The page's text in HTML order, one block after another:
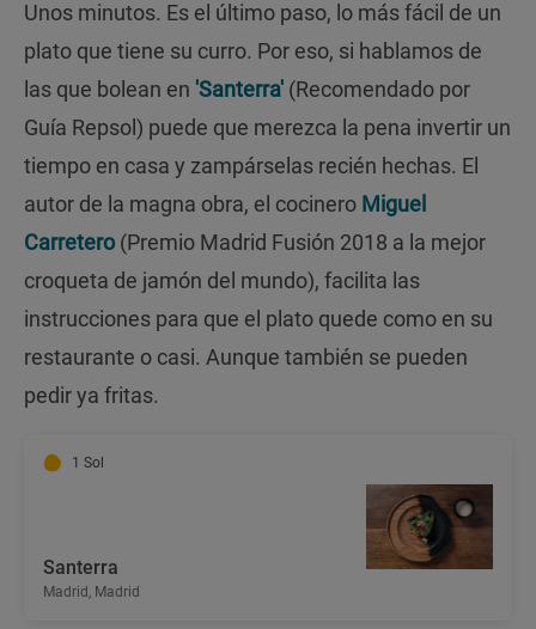
Unos minutos. Es el último paso, lo más fácil de un
plato que tiene su curro. Por eso, si hablamos de
las que bolean en 'Santerra' (Recomendado por
Guía Repsol) puede que merezca la pena invertir un
tiempo en casa y zampárselas recién hechas. El
autor de la magna obra, el cocinero Miguel
Carretero (Premio Madrid Fusión 2018 a la mejor
croqueta de jamón del mundo), facilita las
instrucciones para que el plato quede como en su
restaurante o casi. Aunque también se pueden
pedir ya fritas.
1 Sol
Santerra
Madrid, Madrid